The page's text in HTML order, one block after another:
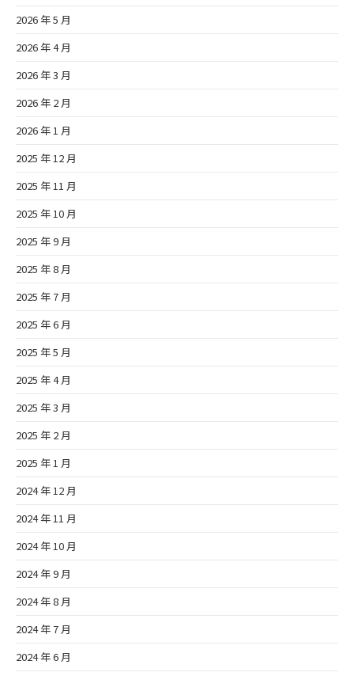
2026 年 5 月
2026 年 4 月
2026 年 3 月
2026 年 2 月
2026 年 1 月
2025 年 12 月
2025 年 11 月
2025 年 10 月
2025 年 9 月
2025 年 8 月
2025 年 7 月
2025 年 6 月
2025 年 5 月
2025 年 4 月
2025 年 3 月
2025 年 2 月
2025 年 1 月
2024 年 12 月
2024 年 11 月
2024 年 10 月
2024 年 9 月
2024 年 8 月
2024 年 7 月
2024 年 6 月